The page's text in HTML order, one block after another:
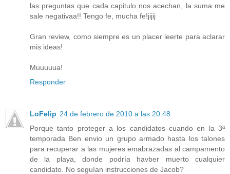
las preguntas que cada capitulo nos acechan, la suma me
sale negativaa!! Tengo fe, mucha fe!jijij
Gran review, como siempre es un placer leerte para aclarar
mis ideas!
Muuuuua!
Responder
LoFelip 24 de febrero de 2010 a las 20:48
Porque tanto proteger a los candidatos cuando en la 3ª
temporada Ben envio un grupo armado hasta los talones
para recuperar a las mujeres emabrazadas al campamento
de la playa, donde podría havber muerto cualquier
candidato. No seguían instrucciones de Jacob?